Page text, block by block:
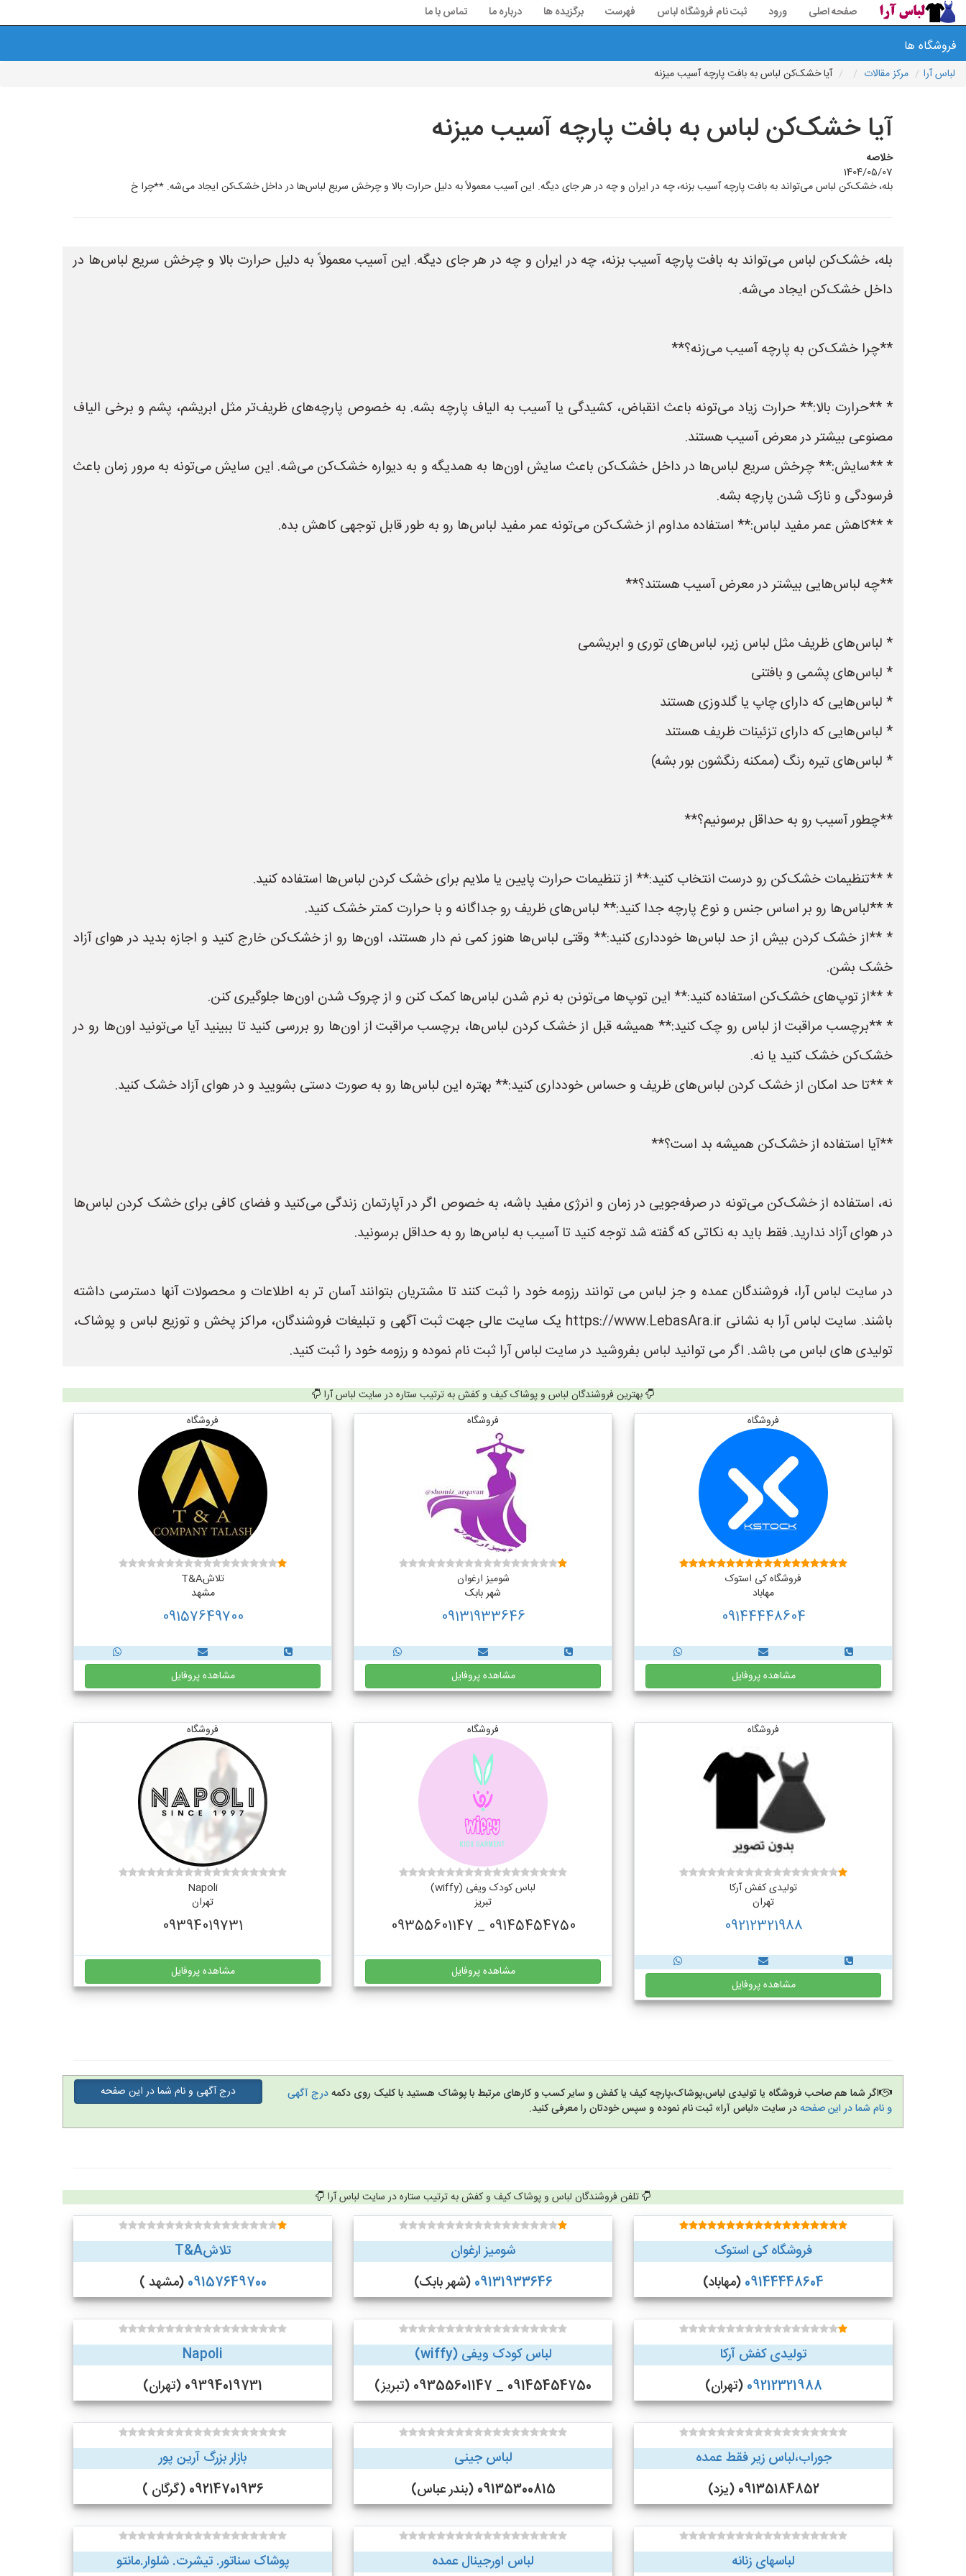
صفحه اصلی ورود ثبت نام فروشگاه لباس فهرست برگزیده ها درباره ما تماس با ما
فروشگاه ها
لباس آرا مرکز مقالات آیا خشک‌کن لباس به بافت پارچه آسیب میزنه
آیا خشک‌کن لباس به بافت پارچه آسیب میزنه
خلاصه
1404/05/07
بله، خشک‌کن لباس می‌تواند به بافت پارچه آسیب بزنه، چه در ایران و چه در هر جای دیگه. این آسیب معمولاً به دلیل حرارت بالا و چرخش سریع لباس‌ها در داخل خشک‌کن ایجاد می‌شه. **چرا خ
بله، خشک‌کن لباس می‌تواند به بافت پارچه آسیب بزنه، چه در ایران و چه در هر جای دیگه. این آسیب معمولاً به دلیل حرارت بالا و چرخش سریع لباس‌ها در
داخل خشک‌کن ایجاد می‌شه.
**چرا خشک‌کن به پارچه آسیب می‌زنه؟**
* **حرارت بالا:** حرارت زیاد می‌تونه باعث انقباض، کشیدگی یا آسیب به الیاف پارچه بشه. به خصوص پارچه‌های ظریف‌تر مثل ابریشم، پشم و برخی الیاف
مصنوعی بیشتر در معرض آسیب هستند.
* **سایش:** چرخش سریع لباس‌ها در داخل خشک‌کن باعث سایش اون‌ها به همدیگه و به دیواره خشک‌کن می‌شه. این سایش می‌تونه به مرور زمان باعث
فرسودگی و نازک شدن پارچه بشه.
* **کاهش عمر مفید لباس:** استفاده مداوم از خشک‌کن می‌تونه عمر مفید لباس‌ها رو به طور قابل توجهی کاهش بده.
**چه لباس‌هایی بیشتر در معرض آسیب هستند؟**
* لباس‌های ظریف مثل لباس زیر، لباس‌های توری و ابریشمی
* لباس‌های پشمی و بافتنی
* لباس‌هایی که دارای چاپ یا گلدوزی هستند
* لباس‌هایی که دارای تزئینات ظریف هستند
* لباس‌های تیره رنگ (ممکنه رنگشون بور بشه)
**چطور آسیب رو به حداقل برسونیم؟**
* **تنظیمات خشک‌کن رو درست انتخاب کنید:** از تنظیمات حرارت پایین یا ملایم برای خشک کردن لباس‌ها استفاده کنید.
* **لباس‌ها رو بر اساس جنس و نوع پارچه جدا کنید:** لباس‌های ظریف رو جداگانه و با حرارت کمتر خشک کنید.
* **از خشک کردن بیش از حد لباس‌ها خودداری کنید:** وقتی لباس‌ها هنوز کمی نم دار هستند، اون‌ها رو از خشک‌کن خارج کنید و اجازه بدید در هوای آزاد
خشک بشن.
* **از توپ‌های خشک‌کن استفاده کنید:** این توپ‌ها می‌تونن به نرم شدن لباس‌ها کمک کنن و از چروک شدن اون‌ها جلوگیری کنن.
* **برچسب مراقبت از لباس رو چک کنید:** همیشه قبل از خشک کردن لباس‌ها، برچسب مراقبت از اون‌ها رو بررسی کنید تا ببینید آیا می‌تونید اون‌ها رو در
خشک‌کن خشک کنید یا نه.
* **تا حد امکان از خشک کردن لباس‌های ظریف و حساس خودداری کنید:** بهتره این لباس‌ها رو به صورت دستی بشویید و در هوای آزاد خشک کنید.
**آیا استفاده از خشک‌کن همیشه بد است؟**
نه، استفاده از خشک‌کن می‌تونه در صرفه‌جویی در زمان و انرژی مفید باشه، به خصوص اگر در آپارتمان زندگی می‌کنید و فضای کافی برای خشک کردن لباس‌ها
در هوای آزاد ندارید. فقط باید به نکاتی که گفته شد توجه کنید تا آسیب به لباس‌ها رو به حداقل برسونید.
در سایت لباس آرا، فروشندگان عمده و جز لباس می توانند رزومه خود را ثبت کنند تا مشتریان بتوانند آسان تر به اطلاعات و محصولات آنها دسترسی داشته
باشند. سایت لباس آرا به نشانی https://www.LebasAra.ir یک سایت عالی جهت ثبت آگهی و تبلیغات فروشندگان، مراکز پخش و توزیع لباس و پوشاک،
تولیدی های لباس می باشد. اگر می توانید لباس بفروشید در سایت لباس آرا ثبت نام نموده و رزومه خود را ثبت کنید.
بهترین فروشندگان لباس و پوشاک کیف و کفش به ترتیب ستاره در سایت لباس آرا
فروشگاه
فروشگاه کی استوک
مهاباد
09144448604
مشاهده پروفایل
فروشگاه
شومیز ارغوان
شهر بابک
09131933646
مشاهده پروفایل
فروشگاه
تلاشT&A
مشهد
09157649700
مشاهده پروفایل
فروشگاه
تولیدی کفش آرکا
تهران
09212321988
مشاهده پروفایل
فروشگاه
لباس کودک ویفی (wiffy)
تبریز
09145454750 _ 09355601147
مشاهده پروفایل
فروشگاه
Napoli
تهران
09394019731
مشاهده پروفایل
اگر شما هم صاحب فروشگاه یا تولیدی لباس،پوشاک،پارچه کیف یا کفش و سایر کسب و کارهای مرتبط با پوشاک هستید با کلیک روی دکمهدرج آگهی
و نام شما در این صفحهدر سایت «لباس آرا» ثبت نام نموده و سپس خودتان را معرفی کنید.
درج آگهی و نام شما در این صفحه
تلفن فروشندگان لباس و پوشاک کیف و کفش به ترتیب ستاره در سایت لباس آرا
فروشگاه کی استوک
09144448604 (مهاباد)
شومیز ارغوان
09131933646 (شهر بابک)
تلاشT&A
09157649700 (مشهد )
تولیدی کفش آرکا
09212321988 (تهران)
لباس کودک ویفی (wiffy)
09145454750 _ 09355601147 (تبریز)
Napoli
09394019731 (تهران)
جوراب،لباس زیر فقط عمده
09135184852 (یزد)
لباس جینی
09135300815 (بندر عباس)
بازار بزرگ آرین پور
09214701936 (گرگان )
لباسهای زنانه لباس اورجینال عمده پوشاک سناتور. تیشرت. شلوار.مانتو